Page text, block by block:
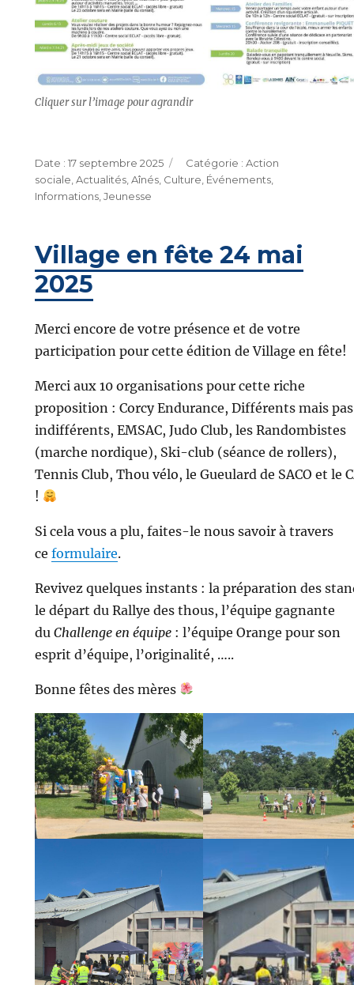
Cliquer sur l’image pour agrandir
Publié
le
17 septembre 2025 Catégories
Action
sociale Actualités, Aînés, Culture Événements,
Informations, Jeunesse
Village en fête 24 mai
2025
Merci encore de votre présence et de votre
participation pour cette édition de Village en fête!
Merci aux 10 organisations pour cette riche
proposition : Corcy Endurance, Différents mais pas
indifférents, EMSAC, Judo Club, les Randombistes
(marche nordique), Ski-club (séance de rollers),
Tennis Club, Thou vélo, le Gueulard de SACO et le
!
Si cela vous a plu, faites-le nous savoir à travers
ce formulaire.
Revivez quelques instants : la préparation des
le départ du Rallye des thous, l’équipe gagnante
du Challenge en équipe: l’équipe Orange pour son
esprit d’équipe, l’originalité, …..
Bonne fêtes des mères